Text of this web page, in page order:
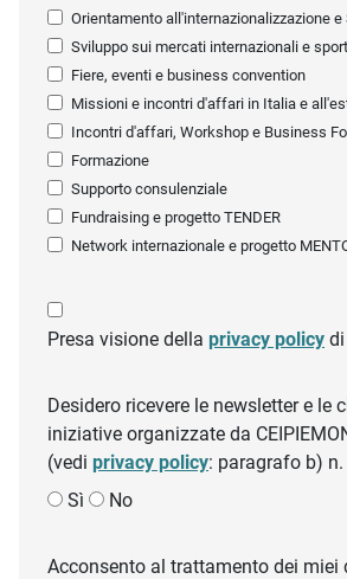
Orientamento all'internazionalizzazione e
Sviluppo sui mercati internazionali e
Fiere, eventi e business convention
Missioni e incontri d'affari in Italia e
Incontri d'affari, Workshop e Business
Formazione
Supporto consulenziale
Fundraising e progetto TENDER
Network internazionale e progetto
Presa visione della privacy policy di
Desidero ricevere le newsletter e le
iniziative organizzate da
(vedi privacy policy: paragrafo b) n.
Sì
No
Acconsento al trattamento dei miei